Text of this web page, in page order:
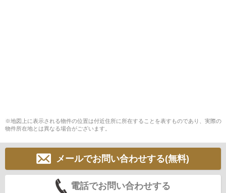
※地図上に表示される物件の位置は付近住所に所在することを表すものであり、実際の
物件所在地とは異なる場合がございます。
メールでお問い合わせする(無料)
電話でお問い合わせする